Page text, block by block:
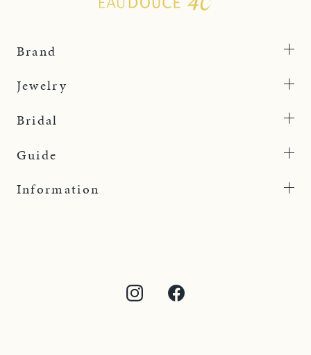
Brand
Jewelry
Bridal
Guide
Information